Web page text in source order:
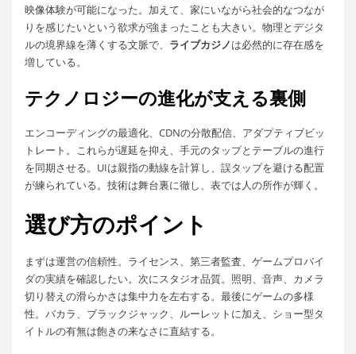
映像体験が可能になった。加えて、家にいながら社会的なつなが
りを感じたいという欲求が強まったことも大きい。物理とデジタ
ルの境界線を薄くする文脈で、 ライブカジノは必然的に存在感を
増している。
テクノロジーの進化が支える裏側
エンコーディングの最適化、CDNの分散配信、アダプティブビッ
トレート。これらが遅延を抑え、手元のタップとテーブルの進行
を同期させる。UIは親指の動線を計算し、誤タップを避ける配置
が練られている。技術は舞台裏に徹し、表では人の所作が輝く。
選び方のポイント
まずは運営の信頼性。ライセンス、第三者監査、ゲームプロバイ
ダの実績を確認したい。次にスタジオ品質。照明、音声、カメラ
切り替えの滑らかさは集中力を左右する。最後にゲームの多様
性。バカラ、ブラックジャック、ルーレットに加え、ショー型タ
イトルの有無は飽きの来なさに直結する。